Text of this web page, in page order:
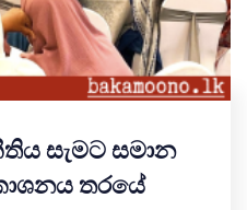
සැමට සමාන
තරයේ